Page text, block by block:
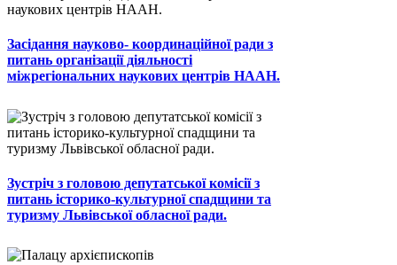
Засідання науково- координаційної ради з
питань організації діяльності
міжрегіональних наукових центрів НААН.
Зустріч з головою депутатської комісії з
питань історико-культурної спадщини та
туризму Львівської обласної ради.